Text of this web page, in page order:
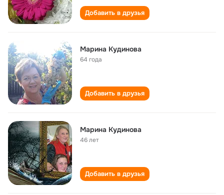
Добавить в друзья
Марина Кудинова
64 года
Добавить в друзья
Марина Кудинова
46 лет
Добавить в друзья